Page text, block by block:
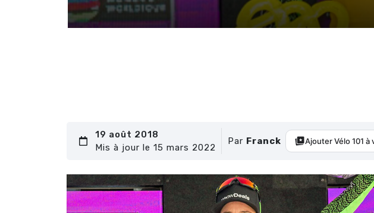
19 août 2018
Mis à jour le 15 mars 2022
Par Franck Ajouter Vélo 101